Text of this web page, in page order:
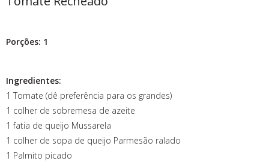
Porções: 1
Ingredientes:
1 Tomate (dê preferência para os grandes)
1 colher de sobremesa de azeite
1 fatia de queijo Mussarela
1 colher de sopa de queijo Parmesão ralado
1 Palmito picado